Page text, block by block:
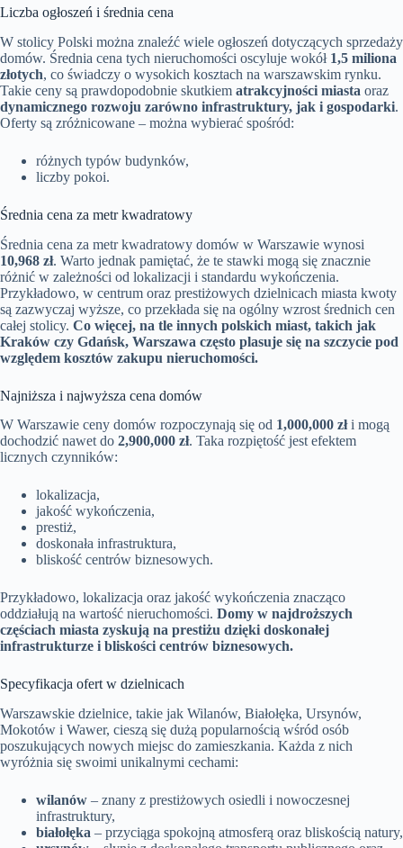
Liczba ogłoszeń i średnia cena
W stolicy Polski można znaleźć wiele ogłoszeń dotyczących sprzedaży
domów. Średnia cena tych nieruchomości oscyluje wokół 1,5 miliona
złotych, co świadczy o wysokich kosztach na warszawskim rynku.
Takie ceny są prawdopodobnie skutkiem atrakcyjności miasta oraz
dynamicznego rozwoju zarówno infrastruktury, jak i gospodarki.
Oferty są zróżnicowane – można wybierać spośród:
różnych typów budynków,
liczby pokoi.
Średnia cena za metr kwadratowy
Średnia cena za metr kwadratowy domów w Warszawie wynosi
10,968 zł. Warto jednak pamiętać, że te stawki mogą się znacznie
różnić w zależności od lokalizacji i standardu wykończenia.
Przykładowo, w centrum oraz prestiżowych dzielnicach miasta kwoty
są zazwyczaj wyższe, co przekłada się na ogólny wzrost średnich cen
całej stolicy. Co więcej, na tle innych polskich miast, takich jak
Kraków czy Gdańsk, Warszawa często plasuje się na szczycie pod
względem kosztów zakupu nieruchomości.
Najniższa i najwyższa cena domów
W Warszawie ceny domów rozpoczynają się od 1,000,000 złi mogą
dochodzić nawet do 2,900,000 zł. Taka rozpiętość jest efektem
licznych czynników:
lokalizacja,
jakość wykończenia,
prestiż,
doskonała infrastruktura,
bliskość centrów biznesowych.
Przykładowo, lokalizacja oraz jakość wykończenia znacząco
oddziałują na wartość nieruchomości. Domy w najdroższych
częściach miasta zyskują na prestiżu dzięki doskonałej
infrastrukturze i bliskości centrów biznesowych.
Specyfikacja ofert w dzielnicach
Warszawskie dzielnice, takie jak Wilanów, Białołęka, Ursynów,
Mokotów i Wawer, cieszą się dużą popularnością wśród osób
poszukujących nowych miejsc do zamieszkania. Każda z nich
wyróżnia się swoimi unikalnymi cechami:
wilanów – znany z prestiżowych osiedli i nowoczesnej
infrastruktury,
białołęka – przyciąga spokojną atmosferą oraz bliskością natury,